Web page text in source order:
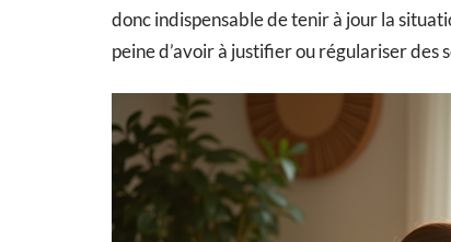
donc indispensable de tenir à jour la
peine d’avoir à justifier ou régulariser des